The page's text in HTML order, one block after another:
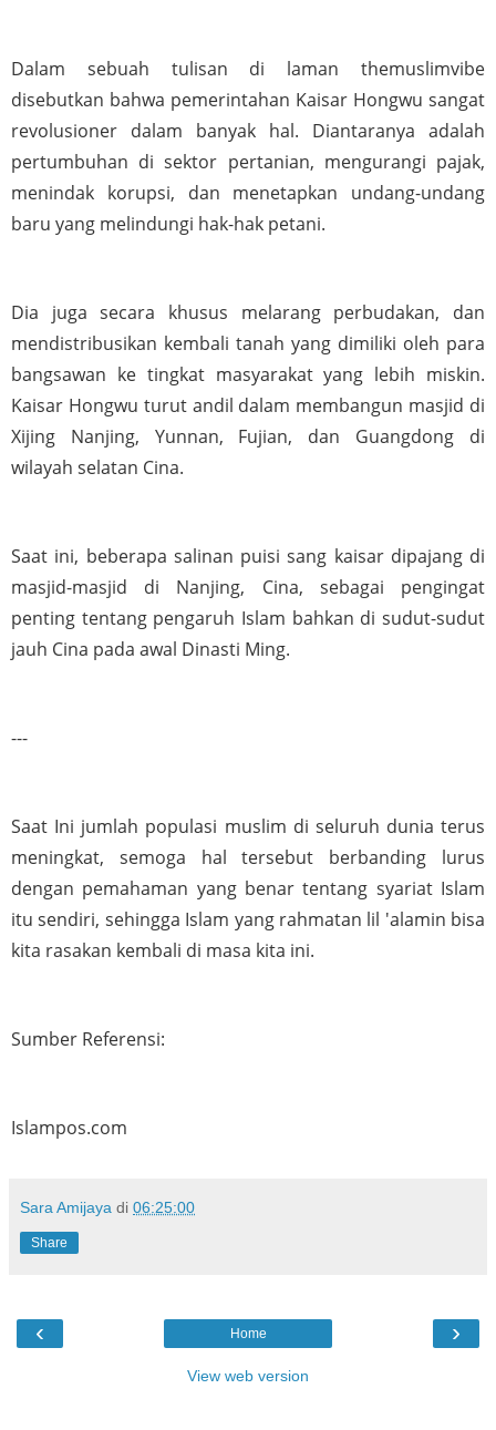
Dalam sebuah tulisan di laman themuslimvibe
disebutkan bahwa pemerintahan Kaisar Hongwu sangat
revolusioner dalam banyak hal. Diantaranya adalah
pertumbuhan di sektor pertanian, mengurangi pajak,
menindak korupsi, dan menetapkan undang-undang
baru yang melindungi hak-hak petani.
Dia juga secara khusus melarang perbudakan, dan
mendistribusikan kembali tanah yang dimiliki oleh para
bangsawan ke tingkat masyarakat yang lebih miskin.
Kaisar Hongwu turut andil dalam membangun masjid di
Xijing Nanjing, Yunnan, Fujian, dan Guangdong di
wilayah selatan Cina.
Saat ini, beberapa salinan puisi sang kaisar dipajang di
masjid-masjid di Nanjing, Cina, sebagai pengingat
penting tentang pengaruh Islam bahkan di sudut-sudut
jauh Cina pada awal Dinasti Ming.
---
Saat Ini jumlah populasi muslim di seluruh dunia terus
meningkat, semoga hal tersebut berbanding lurus
dengan pemahaman yang benar tentang syariat Islam
itu sendiri, sehingga Islam yang rahmatan lil 'alamin bisa
kita rasakan kembali di masa kita ini.
Sumber Referensi:
Islampos.com
Sara Amijaya di 06:25:00
Share
‹ ›
Home
View web version